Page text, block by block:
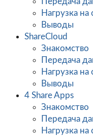
Нагрузка на
Выводы
ShareCloud
Знакомство
Передача
Нагрузка на
Выводы
4 Share Apps
Знакомство
Передача
Нагрузка на